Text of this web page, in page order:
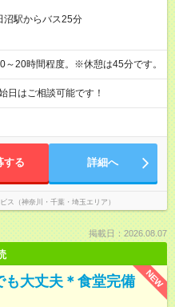
沼駅からバス25分
20時間程度。※休憩は45分です。
はご相談可能です！
する 詳細へ
ス（神奈川・千葉・埼玉エリア）
掲載日：2026.08.07
NEW
も大丈夫＊食堂完備